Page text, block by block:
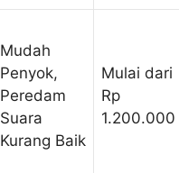
Mudah
Penyok,
Peredam
Suara
Kurang Baik
Mulai dari
Rp
1.200.000